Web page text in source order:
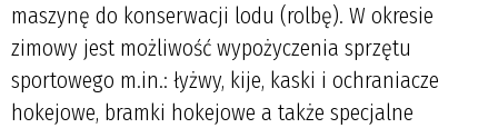
maszynę do konserwacji lodu (rolbę). W okresie
zimowy jest możliwość wypożyczenia sprzętu
sportowego m.in.: łyżwy, kije, kaski i ochraniacze
hokejowe, bramki hokejowe a także specjalne